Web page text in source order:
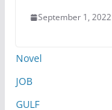
September 1, 2022
Novel
JOB
GULF